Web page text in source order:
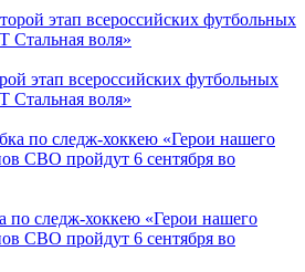
этап всероссийских футбольных
Стальная воля»
по следж-хоккею «Герои нашего
СВО пройдут 6 сентября во